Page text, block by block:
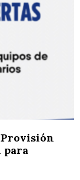
Provisión
para